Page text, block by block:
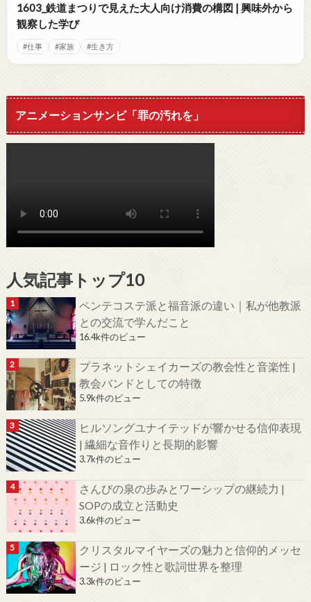
1603_鉄道まつりで見えた大人向け消費の構図 | 興味外から
観察した学び
#仕事 #家族 #生き方
アニメーションサンビ「罪の汚れを」
人気記事トップ10
ペンテコステ派と福音派の違い｜私が他教派
との交流で学んだこと
16.4k件のビュー
プラネットシェイカーズの教会性と音楽性 |
教会バンドとしての特徴
5.9k件のビュー
ヒルソングユナイテッドが響かせる信仰表現
| 繊細な音作りと長期的影響
3.7k件のビュー
さんびの泉の歩みとワーシップの継続力 |
SOPの成立と活動史
3.6k件のビュー
クリスタルマイヤーズの魅力と信仰的メッセ
ージ | ロック性と歌詞世界を整理
3.3k件のビュー